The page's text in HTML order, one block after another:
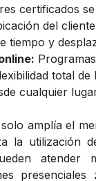
certificados
del
tiempo y
total de
cualquier
amplía el
la utilización
atender
presenciales